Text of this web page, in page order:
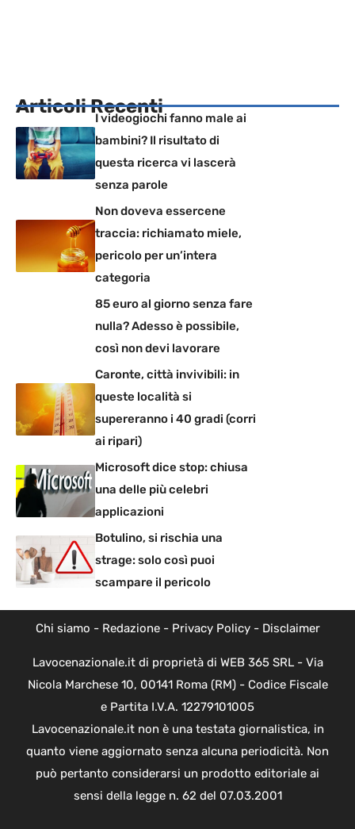
Articoli Recenti
I videogiochi fanno male ai
bambini? Il risultato di
questa ricerca vi lascerà
senza parole
Non doveva essercene
traccia: richiamato miele,
pericolo per un’intera
categoria
85 euro al giorno senza fare
nulla? Adesso è possibile,
così non devi lavorare
Caronte, città invivibili: in
queste località si
supereranno i 40 gradi (corri
ai ripari)
Microsoft dice stop: chiusa
una delle più celebri
applicazioni
Botulino, si rischia una
strage: solo così puoi
scampare il pericolo
Chi siamo - Redazione- Privacy Policy- Disclaimer
Lavocenazionale.it di proprietà di WEB 365 SRL - Via
Nicola Marchese 10, 00141 Roma (RM) - Codice Fiscale
e Partita I.V.A. 12279101005
Lavocenazionale.it non è una testata giornalistica, in
quanto viene aggiornato senza alcuna periodicità. Non
può pertanto considerarsi un prodotto editoriale ai
sensi della legge n. 62 del 07.03.2001